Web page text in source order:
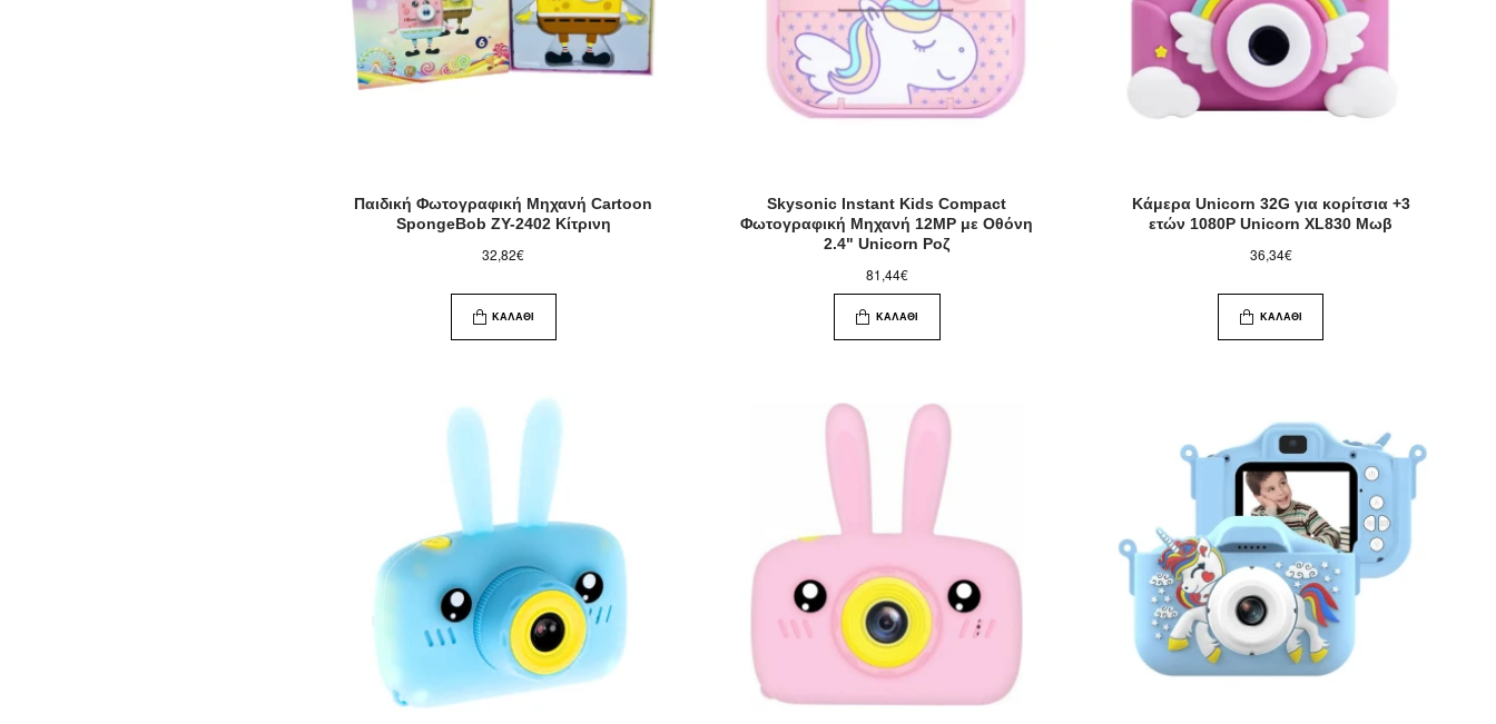
Παιδική Φωτογραφική Μηχανή Cartoon
SpongeBob ZY-2402 Κίτρινη
32,82€
ΚΑΛΆΘΙ
Skysonic Instant Kids Compact
Φωτογραφική Μηχανή 12MP με Οθόνη
2.4" Unicorn Ροζ
81,44€
ΚΑΛΆΘΙ
Κάμερα Unicorn 32G για κορίτσια +3
ετών 1080P Unicorn XL830 Μωβ
36,34€
ΚΑΛΆΘΙ